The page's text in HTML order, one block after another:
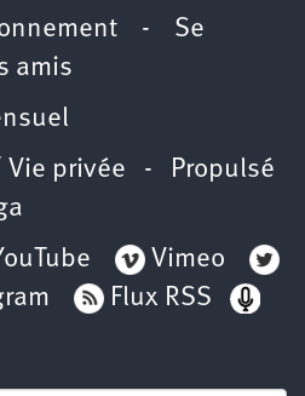
- Se
amis
privée - Propulsé
Vimeo
Flux RSS